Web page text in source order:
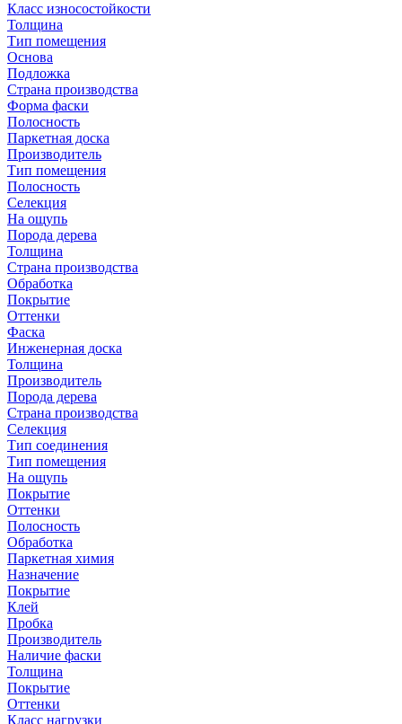
Класс износостойкости
Толщина
Тип помещения
Основа
Подложка
Страна производства
Форма фаски
Полосность
Паркетная доска
Производитель
Тип помещения
Полосность
Селекция
На ощупь
Порода дерева
Толщина
Страна производства
Обработка
Покрытие
Оттенки
Фаска
Инженерная доска
Толщина
Производитель
Порода дерева
Страна производства
Селекция
Тип соединения
Тип помещения
На ощупь
Покрытие
Оттенки
Полосность
Обработка
Паркетная химия
Назначение
Покрытие
Клей
Пробка
Производитель
Наличие фаски
Толщина
Покрытие
Оттенки
Класс нагрузки